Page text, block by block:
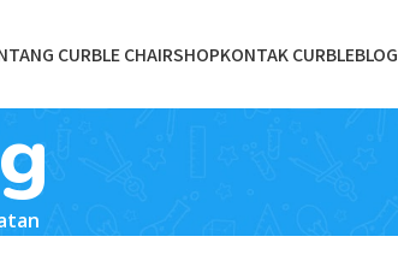
CURBLE CHAIRSHOPKONTAK CURBLEBLOG